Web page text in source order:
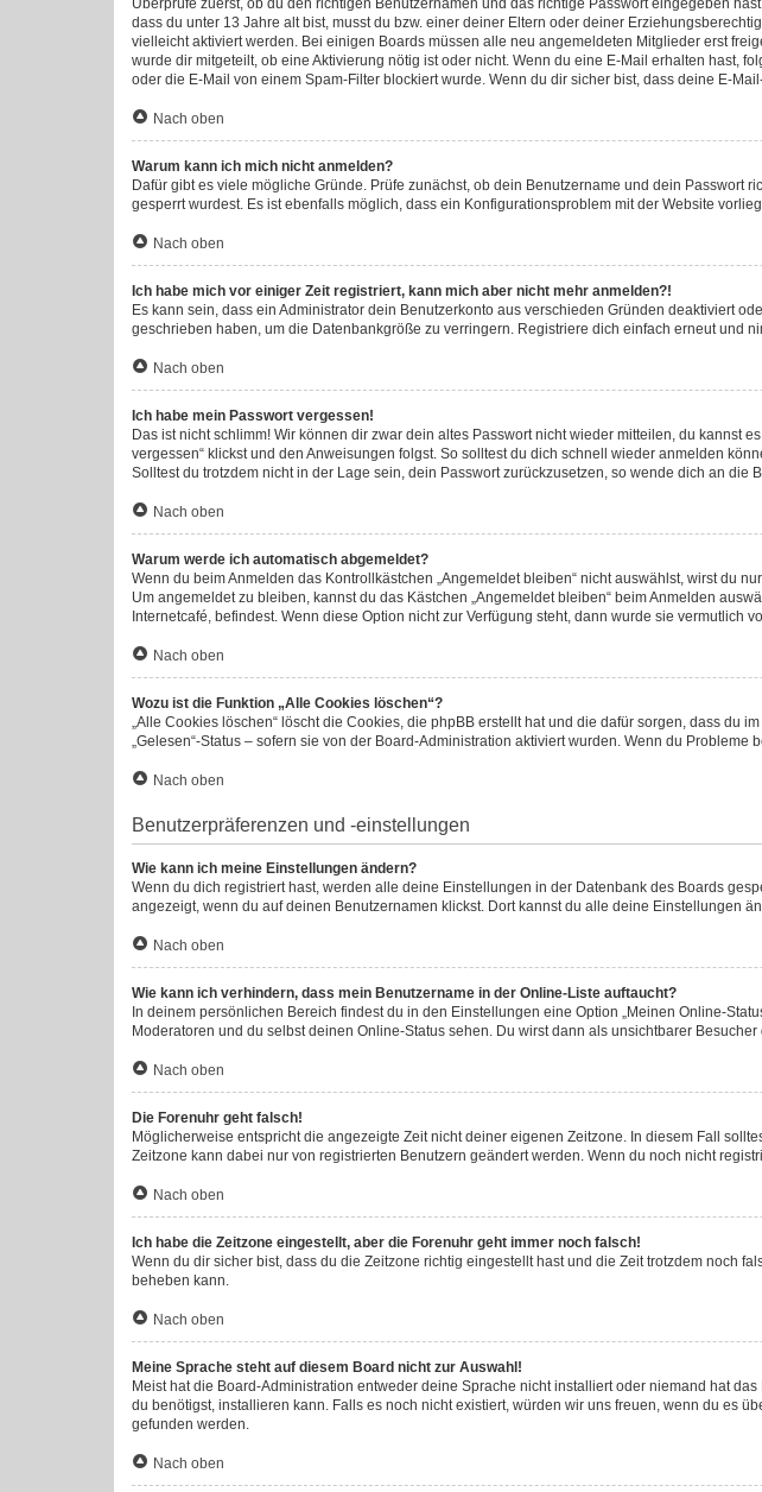
Überprüfe zuerst, ob du den richtigen Benutzernamen und das richtige Passwort eingegeben
dass du unter 13 Jahre alt bist, musst du bzw. einer deiner Eltern oder deiner
vielleicht aktiviert werden. Bei einigen Boards müssen alle neu angemeldeten Mitglieder erst
wurde dir mitgeteilt, ob eine Aktivierung nötig ist oder nicht. Wenn du eine E-Mail erhalten hast,
oder die E-Mail von einem Spam-Filter blockiert wurde. Wenn du dir sicher bist, dass deine E-
Nach oben
Warum kann ich mich nicht anmelden?
Dafür gibt es viele mögliche Gründe. Prüfe zunächst, ob dein Benutzername und dein
gesperrt wurdest. Es ist ebenfalls möglich, dass ein Konfigurationsproblem mit der Website
Nach oben
Ich habe mich vor einiger Zeit registriert, kann mich aber nicht mehr anmelden?!
Es kann sein, dass ein Administrator dein Benutzerkonto aus verschieden Gründen deaktiviert
geschrieben haben, um die Datenbankgröße zu verringern. Registriere dich einfach erneut und
Nach oben
Ich habe mein Passwort vergessen!
Das ist nicht schlimm! Wir können dir zwar dein altes Passwort nicht wieder mitteilen, du kannst
vergessen“ klickst und den Anweisungen folgst. So solltest du dich schnell wieder anmelden
Solltest du trotzdem nicht in der Lage sein, dein Passwort zurückzusetzen, so wende dich an die
Nach oben
Warum werde ich automatisch abgemeldet?
Wenn du beim Anmelden das Kontrollkästchen „Angemeldet bleiben“ nicht auswählst, wirst du
Um angemeldet zu bleiben, kannst du das Kästchen „Angemeldet bleiben“ beim Anmelden
Internetcafé, befindest. Wenn diese Option nicht zur Verfügung steht, dann wurde sie vermutlich
Nach oben
Wozu ist die Funktion „Alle Cookies löschen“?
„Alle Cookies löschen“ löscht die Cookies, die phpBB erstellt hat und die dafür sorgen, dass
„Gelesen“-Status – sofern sie von der Board-Administration aktiviert wurden. Wenn du
Nach oben
Benutzerpräferenzen und -einstellungen
Wie kann ich meine Einstellungen ändern?
Wenn du dich registriert hast, werden alle deine Einstellungen in der Datenbank des Boards
angezeigt, wenn du auf deinen Benutzernamen klickst. Dort kannst du alle deine Einstellungen
Nach oben
Wie kann ich verhindern, dass mein Benutzername in der Online-Liste auftaucht?
In deinem persönlichen Bereich findest du in den Einstellungen eine Option „Meinen Online-
Moderatoren und du selbst deinen Online-Status sehen. Du wirst dann als unsichtbarer Besucher
Nach oben
Die Forenuhr geht falsch!
Möglicherweise entspricht die angezeigte Zeit nicht deiner eigenen Zeitzone. In diesem Fall
Zeitzone kann dabei nur von registrierten Benutzern geändert werden. Wenn du noch nicht
Nach oben
Ich habe die Zeitzone eingestellt, aber die Forenuhr geht immer noch falsch!
Wenn du dir sicher bist, dass du die Zeitzone richtig eingestellt hast und die Zeit trotzdem noch
beheben kann.
Nach oben
Meine Sprache steht auf diesem Board nicht zur Auswahl!
Meist hat die Board-Administration entweder deine Sprache nicht installiert oder niemand hat
du benötigst, installieren kann. Falls es noch nicht existiert, würden wir uns freuen, wenn du es
gefunden werden.
Nach oben